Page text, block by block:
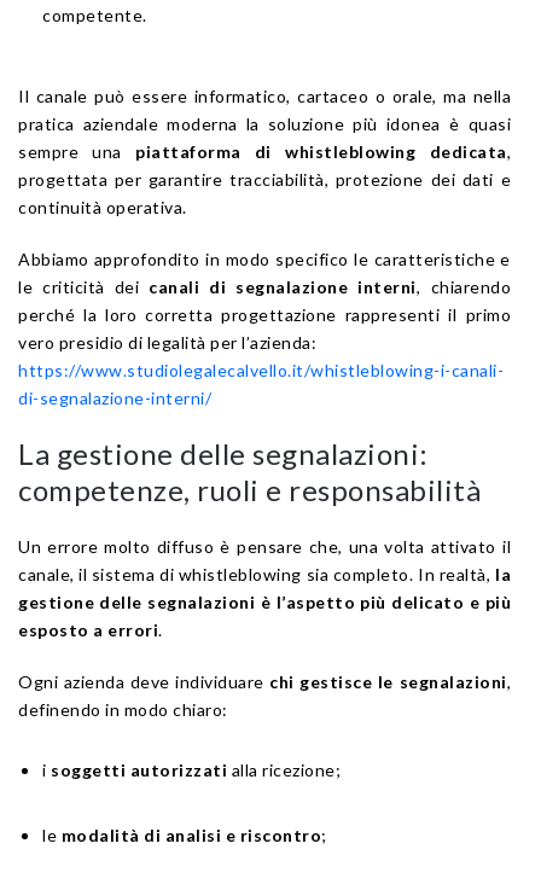
competente.
Il canale può essere informatico, cartaceo o orale, ma nella
pratica aziendale moderna la soluzione più idonea è quasi
sempre una piattaforma di whistleblowing dedicata,
progettata per garantire tracciabilità, protezione dei dati e
continuità operativa.
Abbiamo approfondito in modo specifico le caratteristiche e
le criticità dei canali di segnalazione interni, chiarendo
perché la loro corretta progettazione rappresenti il primo
vero presidio di legalità per l’azienda:
https://www.studiolegalecalvello.it/whistleblowing-i-canali-
di-segnalazione-interni/
La gestione delle segnalazioni:
competenze, ruoli e responsabilità
Un errore molto diffuso è pensare che, una volta attivato il
canale, il sistema di whistleblowing sia completo. In realtà, la
gestione delle segnalazioni è l’aspetto più delicato e più
esposto a errori.
Ogni azienda deve individuare chi gestisce le segnalazioni,
definendo in modo chiaro:
i soggetti autorizzati alla ricezione;
le modalità di analisi e riscontro;